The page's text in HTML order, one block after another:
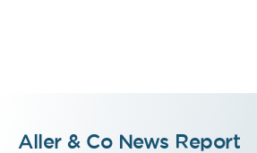
Aller & Co News Report